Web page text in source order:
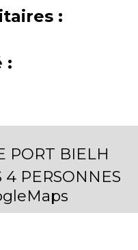
:
:
PORT BIELH
4 PERSONNES